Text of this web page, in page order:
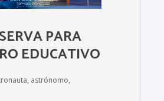
PARA
EDUCATIVO
astrónomo,